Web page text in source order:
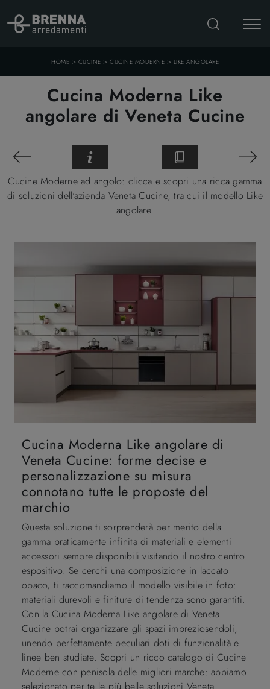
HOME > CUCINE > CUCINE MODERNE > LIKE ANGOLARE
Cucina Moderna Like
angolare di Veneta Cucine
Cucine Moderne ad angolo: clicca e scopri una ricca gamma
di soluzioni dell'azienda Veneta Cucine, tra cui il modello Like
angolare.
Cucina Moderna Like angolare di
Veneta Cucine: forme decise e
personalizzazione su misura
connotano tutte le proposte del
marchio
Questa soluzione ti sorprenderà per merito della
gamma praticamente infinita di materiali e elementi
accessori sempre disponibili visitando il nostro centro
espositivo. Se cerchi una composizione in laccato
opaco, ti raccomandiamo il modello visibile in foto:
materiali durevoli e finiture di tendenza sono garantiti.
Con la Cucina Moderna Like angolare di Veneta
Cucine potrai organizzare gli spazi impreziosendoli,
unendo perfettamente peculiari doti di funzionalità e
linee ben studiate. Scopri un ricco catalogo di Cucine
Moderne con penisola delle migliori marche: abbiamo
selezionato per te le più belle soluzioni Veneta